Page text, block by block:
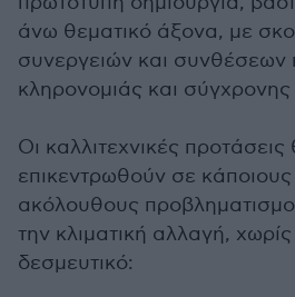
άνω θεματικό άξονα, με
συνεργειών και συνθέσεων
κληρονομιάς και σύγχρονης
Οι καλλιτεχνικές
επικεντρωθούν σε
ακόλουθους
την κλιματική αλλαγή,
δεσμευτικό: